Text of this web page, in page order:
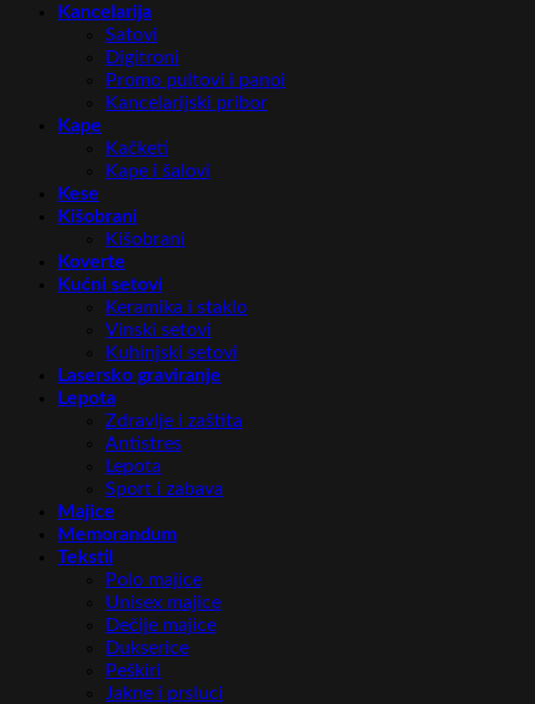
Kancelarija
Satovi
Digitroni
Promo pultovi i panoi
Kancelarijski pribor
Kape
Kačketi
Kape i šalovi
Kese
Kišobrani
Kišobrani
Koverte
Kućni setovi
Keramika i staklo
Vinski setovi
Kuhinjski setovi
Lasersko graviranje
Lepota
Zdravlje i zaštita
Antistres
Lepota
Sport i zabava
Majice
Memorandum
Tekstil
Polo majice
Unisex majice
Dečije majice
Dukserice
Peškiri
Jakne i prsluci